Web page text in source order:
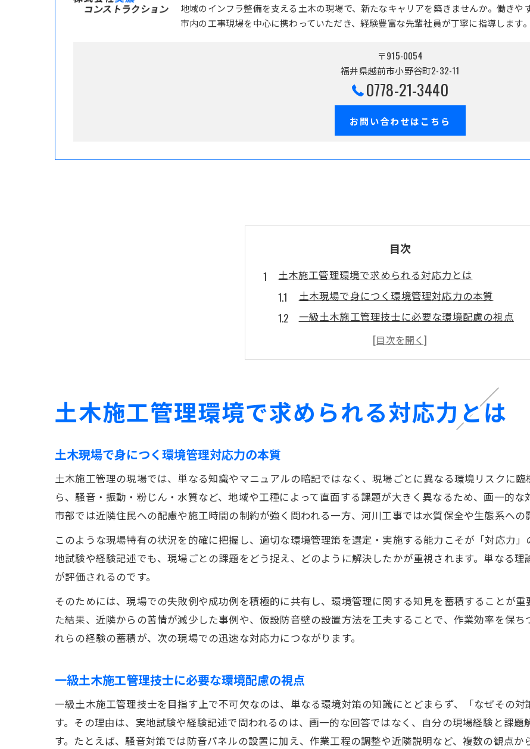
地域のインフラ整備を支える土木の現場で、新たなキャリアを築きませんか。働き
市内の工事現場を中心に携わっていただき、経験豊富な先輩社員が丁寧に指導します。
〒915-0054
福井県越前市小野谷町2-32-11
0778-21-3440
お問い合わせはこちら
目次
土木施工管理環境で求められる対応力とは
土木現場で身につく環境管理対応力の本質
一級土木施工管理技士に必要な環境配慮の視点
土木施工管理で求められる環境対策の考え方
現場で活かせる土木の環境管理スキル強化法
一級試験や経験記述に活きる環境対策の整理術
土木施工管理経験記述で差がつく環境対策整理法
土木現場経験を活かした環境対策の整理手順
経験記述で役立つ土木環境管理の体系的まとめ方
現場の環境リスクに向き合う土木技術者の実践例
土木施工管理で実践する環境リスク対策の具体例
現場で求められる土木の環境リスク対応の実際
土木現場で役立つ環境リスク低減の工夫と事例
土木施工管理技士が語る現場環境対策の実践法
一級土木施工管理技士に求められる環境配慮力
土木現場で直面する環境管理の複雑さを理解する
環境対策と土木施工管理の両立が難しい理由を解説
土木施工管理環境で求められる対応力とは
土木現場で身につく環境管理対応力の本質
土木施工管理の現場では、単なる知識やマニュアルの暗記ではなく、現場ごとに異なる環境リスクに
ら、騒音・振動・粉じん・水質など、地域や工種によって直面する課題が大きく異なるため、画一的
市部では近隣住民への配慮や施工時間の制約が強く問われる一方、河川工事では水質保全や生態系への
このような現場特有の状況を的確に把握し、適切な環境管理策を選定・実施する能力こそが「対応力
地試験や経験記述でも、現場ごとの課題をどう捉え、どのように解決したかが重視されます。単なる
が評価されるのです。
そのためには、現場での失敗例や成功例を積極的に共有し、環境管理に関する知見を蓄積することが
た結果、近隣からの苦情が減少した事例や、仮設防音壁の設置方法を工夫することで、作業効率を保
れらの経験の蓄積が、次の現場での迅速な対応力につながります。
一級土木施工管理技士に必要な環境配慮の視点
一級土木施工管理技士を目指す上で不可欠なのは、単なる環境対策の知識にとどまらず、「なぜその
す。その理由は、実地試験や経験記述で問われるのは、画一的な回答ではなく、自分の現場経験と課
す。たとえば、騒音対策では防音パネルの設置に加え、作業工程の調整や近隣説明など、複数の観点か